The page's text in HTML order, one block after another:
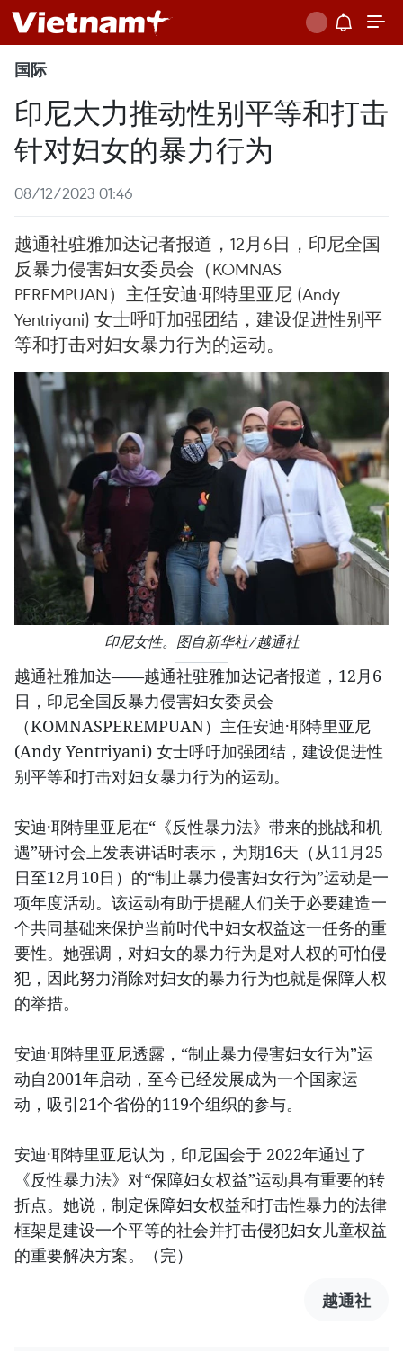
国际
印尼大力推动性别平等和打击
针对妇女的暴力行为
08/12/2023 01:46
越通社驻雅加达记者报道，12月6日，印尼全国
反暴力侵害妇女委员会（KOMNAS
PEREMPUAN）主任安迪·耶特里亚尼 (Andy
Yentriyani) 女士呼吁加强团结，建设促进性别平
等和打击对妇女暴力行为的运动。
印尼女性。图自新华社/越通社
越通社雅加达——越通社驻雅加达记者报道，12月6
日，印尼全国反暴力侵害妇女委员会
（KOMNASPEREMPUAN）主任安迪·耶特里亚尼
(Andy Yentriyani) 女士呼吁加强团结，建设促进性
别平等和打击对妇女暴力行为的运动。
安迪·耶特里亚尼在“《反性暴力法》带来的挑战和机
遇”研讨会上发表讲话时表示，为期16天（从11月25
日至12月10日）的“制止暴力侵害妇女行为”运动是一
项年度活动。该运动有助于提醒人们关于必要建造一
个共同基础来保护当前时代中妇女权益这一任务的重
要性。她强调，对妇女的暴力行为是对人权的可怕侵
犯，因此努力消除对妇女的暴力行为也就是保障人权
的举措。
安迪·耶特里亚尼透露，“制止暴力侵害妇女行为”运
动自2001年启动，至今已经发展成为一个国家运
动，吸引21个省份的119个组织的参与。
安迪·耶特里亚尼认为，印尼国会于 2022年通过了
《反性暴力法》对“保障妇女权益”运动具有重要的转
折点。她说，制定保障妇女权益和打击性暴力的法律
框架是建设一个平等的社会并打击侵犯妇女儿童权益
的重要解决方案。（完）
越通社